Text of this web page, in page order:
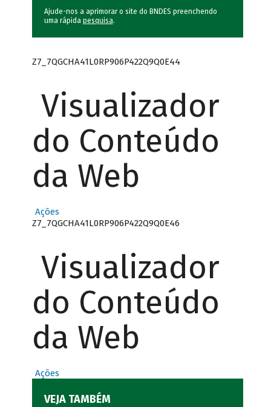
Ajude-nos a aprimorar o site do BNDES preenchendo
uma rápida pesquisa.
Z7_7QGCHA41L0RP906P422Q9Q0E44
Visualizador
do Conteúdo
da Web
Ações
Z7_7QGCHA41L0RP906P422Q9Q0E46
Visualizador
do Conteúdo
da Web
Ações
VEJA TAMBÉM